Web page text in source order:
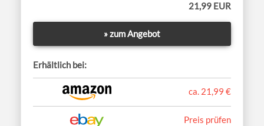
21,99 EUR
» zum Angebot
Erhältlich bei:
ca. 21,99 €
Preis prüfen